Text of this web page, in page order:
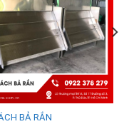
BẢ RẮN